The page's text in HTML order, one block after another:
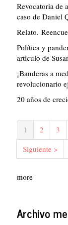
Revocatoria de
caso de Daniel
Relato.
Política y
artículo de
¡Banderas a
revolucionario
20 años de
Paginación
Página
actual
1 Página
2 3
Siguiente
página
Siguiente >
more
Archivo